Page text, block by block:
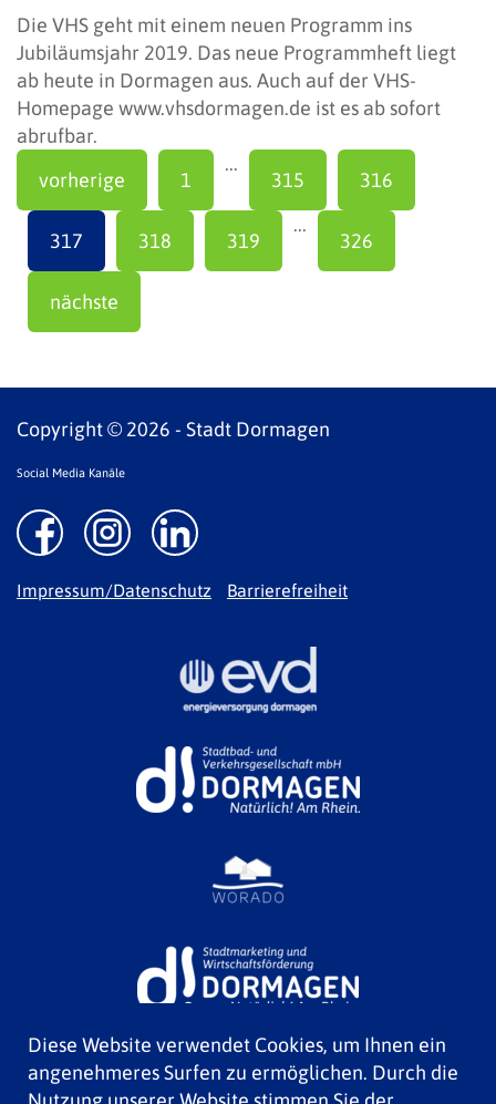
Die VHS geht mit einem neuen Programm ins
Jubiläumsjahr 2019. Das neue Programmheft liegt
ab heute in Dormagen aus. Auch auf der VHS-
Homepage www.vhsdormagen.de ist es ab sofort
abrufbar.
vorherige
1
...
315 316
317 318 319
...
326
nächste
Diese Website verwendet Cookies, um Ihnen ein
angenehmeres Surfen zu ermöglichen. Durch die
Copyright © 2026 - Stadt Dormagen
Social Media Kanäle
Impressum/Datenschutz Barrierefreiheit